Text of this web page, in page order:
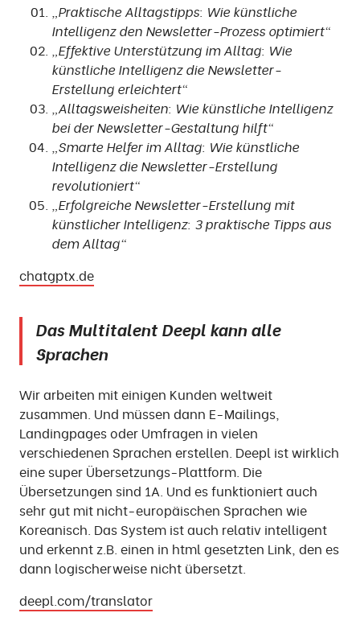
„Praktische Alltagstipps: Wie künstliche
Intelligenz den Newsletter-Prozess optimiert“
„Effektive Unterstützung im Alltag: Wie
künstliche Intelligenz die Newsletter-
Erstellung erleichtert“
„Alltagsweisheiten: Wie künstliche Intelligenz
bei der Newsletter-Gestaltung hilft“
„Smarte Helfer im Alltag: Wie künstliche
Intelligenz die Newsletter-Erstellung
revolutioniert“
„Erfolgreiche Newsletter-Erstellung mit
künstlicher Intelligenz: 3 praktische Tipps aus
dem Alltag“
chatgptx.de
Das Multitalent Deepl kann alle
Sprachen
Wir arbeiten mit einigen Kunden weltweit
zusammen. Und müssen dann E-Mailings,
Landingpages oder Umfragen in vielen
verschiedenen Sprachen erstellen. Deepl ist wirklich
eine super Übersetzungs-Plattform. Die
Übersetzungen sind 1A. Und es funktioniert auch
sehr gut mit nicht-europäischen Sprachen wie
Koreanisch. Das System ist auch relativ intelligent
und erkennt z.B. einen in html gesetzten Link, den es
dann logischerweise nicht übersetzt.
deepl.com/translator